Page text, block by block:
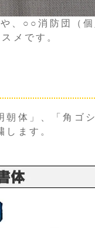
、○○消防団（個
メです。
朝体」、「角ゴ
します。